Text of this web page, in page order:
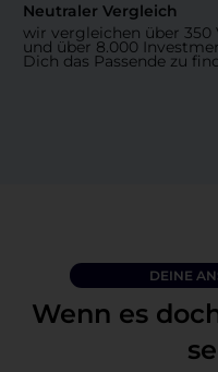
Neutraler Vergleich
wir vergleichen über 350
und über 8.000
Dich das Passende zu
DEINE
Wenn es